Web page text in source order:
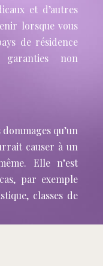
et d’autres
lorsque vous
de résidence
garanties non
qu’un
causer à un
Elle n’est
par exemple
classes de